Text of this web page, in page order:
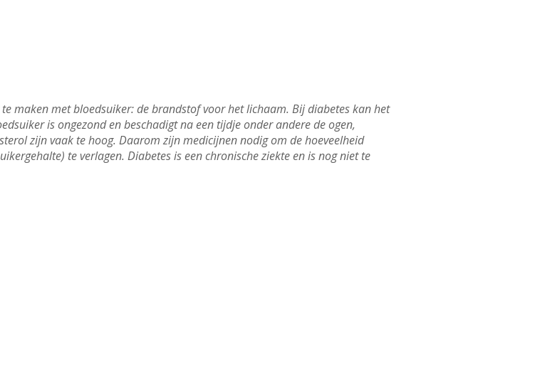
maken met bloedsuiker: de brandstof voor het lichaam. Bij diabetes kan het
is ongezond en beschadigt na een tijdje onder andere de ogen,
zijn vaak te hoog. Daarom zijn medicijnen nodig om de hoeveelheid
te verlagen. Diabetes is een chronische ziekte en is nog niet te